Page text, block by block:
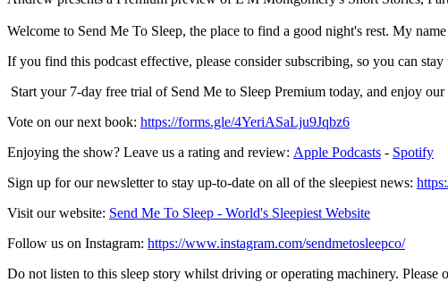
Welcome to Send Me To Sleep, the place to find a good night's rest. My
If you find this podcast effective, please consider subscribing, so you can
Start your 7-day free trial of Send Me to Sleep Premium today, and enjoy
Vote on our next book: ⁠⁠⁠⁠⁠⁠⁠⁠⁠⁠⁠⁠⁠⁠⁠⁠⁠⁠⁠⁠⁠⁠⁠⁠⁠⁠⁠⁠⁠⁠⁠⁠⁠⁠⁠⁠⁠⁠⁠⁠⁠⁠⁠⁠⁠⁠⁠⁠⁠⁠⁠⁠⁠⁠⁠⁠⁠⁠⁠⁠⁠⁠⁠⁠⁠⁠⁠⁠⁠⁠⁠⁠⁠⁠⁠⁠⁠⁠⁠⁠⁠⁠⁠⁠⁠⁠⁠⁠⁠⁠⁠⁠⁠⁠⁠⁠⁠⁠⁠⁠⁠⁠⁠⁠⁠⁠⁠⁠⁠⁠⁠⁠⁠⁠⁠⁠⁠⁠⁠⁠⁠⁠⁠⁠⁠⁠⁠⁠⁠⁠⁠⁠⁠⁠⁠⁠⁠⁠⁠⁠⁠⁠⁠⁠⁠⁠⁠⁠⁠⁠⁠⁠⁠⁠⁠https://forms.gle/4YeriASaLju9Jqbz6⁠⁠⁠⁠⁠⁠⁠⁠⁠⁠⁠⁠⁠⁠⁠⁠⁠⁠⁠⁠⁠⁠⁠⁠⁠⁠⁠⁠⁠⁠⁠⁠⁠⁠⁠⁠⁠⁠⁠⁠⁠⁠⁠⁠⁠⁠⁠⁠⁠⁠⁠⁠⁠⁠⁠⁠⁠⁠⁠⁠⁠⁠⁠⁠⁠⁠⁠⁠⁠⁠⁠⁠⁠⁠⁠⁠⁠⁠⁠⁠⁠⁠⁠⁠⁠⁠⁠⁠⁠⁠⁠⁠⁠⁠⁠⁠⁠⁠⁠⁠⁠⁠⁠⁠⁠⁠⁠⁠⁠⁠⁠⁠⁠⁠⁠⁠⁠⁠⁠⁠⁠⁠⁠⁠⁠⁠⁠⁠⁠⁠⁠⁠⁠⁠⁠⁠⁠⁠⁠⁠⁠⁠⁠⁠⁠⁠⁠⁠⁠⁠⁠⁠⁠⁠⁠
Enjoying the show? Leave us a rating and review: ⁠⁠⁠⁠⁠⁠⁠⁠⁠⁠⁠⁠⁠⁠⁠⁠⁠⁠⁠⁠⁠⁠⁠⁠⁠⁠⁠⁠⁠⁠⁠⁠⁠⁠⁠⁠⁠⁠⁠⁠⁠⁠⁠⁠⁠⁠⁠⁠⁠⁠⁠⁠⁠⁠⁠⁠⁠⁠⁠⁠⁠⁠⁠⁠⁠⁠⁠⁠⁠⁠⁠⁠⁠⁠⁠⁠⁠⁠⁠⁠⁠⁠⁠⁠⁠⁠⁠⁠⁠⁠⁠⁠⁠⁠⁠⁠⁠⁠⁠⁠⁠⁠⁠⁠⁠⁠⁠⁠⁠⁠⁠⁠⁠⁠⁠⁠⁠⁠⁠⁠⁠⁠⁠⁠⁠⁠⁠⁠⁠⁠⁠⁠⁠⁠⁠⁠⁠⁠⁠⁠⁠⁠⁠⁠⁠⁠⁠⁠⁠⁠⁠⁠⁠⁠⁠⁠⁠⁠⁠⁠⁠⁠⁠⁠⁠⁠⁠Apple Podcasts⁠⁠⁠⁠⁠⁠⁠⁠⁠⁠⁠⁠⁠⁠⁠⁠⁠⁠⁠⁠⁠⁠⁠⁠⁠⁠⁠⁠⁠⁠⁠⁠⁠⁠⁠⁠⁠⁠⁠⁠⁠⁠⁠⁠⁠⁠⁠⁠⁠⁠⁠⁠⁠⁠⁠⁠⁠⁠⁠⁠⁠⁠⁠⁠⁠⁠⁠⁠⁠⁠⁠⁠⁠⁠⁠⁠⁠⁠⁠⁠⁠⁠⁠⁠⁠⁠⁠⁠⁠⁠⁠⁠⁠⁠⁠⁠⁠⁠⁠⁠⁠⁠⁠⁠⁠⁠⁠⁠⁠⁠⁠⁠⁠⁠⁠⁠⁠⁠⁠⁠⁠⁠⁠⁠⁠⁠⁠⁠⁠⁠⁠⁠⁠⁠⁠⁠⁠⁠⁠⁠⁠⁠⁠⁠⁠⁠⁠⁠⁠⁠⁠⁠⁠⁠⁠⁠⁠⁠⁠⁠⁠⁠⁠⁠⁠⁠⁠ - ⁠⁠⁠⁠⁠⁠⁠⁠⁠⁠⁠⁠⁠⁠⁠⁠⁠⁠⁠⁠⁠⁠⁠⁠⁠⁠⁠⁠⁠⁠⁠⁠⁠⁠⁠⁠⁠⁠⁠⁠⁠⁠⁠⁠⁠⁠⁠⁠⁠⁠⁠⁠⁠⁠⁠⁠⁠⁠⁠⁠⁠⁠⁠⁠⁠⁠⁠⁠⁠⁠⁠⁠⁠⁠⁠⁠⁠⁠⁠⁠⁠⁠⁠⁠⁠⁠⁠⁠⁠⁠⁠⁠⁠⁠⁠⁠⁠⁠⁠⁠⁠⁠⁠⁠⁠⁠⁠⁠⁠⁠⁠⁠⁠⁠⁠⁠⁠⁠⁠⁠⁠⁠⁠⁠⁠⁠⁠⁠⁠⁠⁠⁠⁠⁠⁠⁠⁠⁠⁠⁠⁠⁠⁠⁠⁠⁠⁠⁠⁠⁠⁠⁠⁠⁠⁠⁠⁠⁠⁠⁠⁠⁠⁠⁠⁠⁠⁠Spotify⁠⁠⁠⁠⁠⁠⁠⁠⁠⁠⁠⁠⁠⁠⁠⁠⁠⁠⁠⁠⁠⁠⁠⁠⁠⁠⁠⁠⁠⁠⁠⁠⁠⁠⁠⁠⁠⁠⁠⁠⁠⁠⁠⁠⁠⁠⁠⁠⁠⁠⁠⁠⁠⁠⁠⁠⁠⁠⁠⁠⁠⁠⁠⁠⁠⁠⁠⁠⁠⁠⁠⁠⁠⁠⁠⁠⁠⁠⁠⁠⁠⁠⁠⁠⁠⁠⁠⁠⁠⁠⁠⁠⁠⁠⁠⁠⁠⁠⁠⁠⁠⁠⁠⁠⁠⁠⁠⁠⁠⁠⁠⁠⁠⁠⁠⁠⁠⁠⁠⁠⁠⁠⁠⁠⁠⁠⁠⁠⁠⁠⁠⁠⁠⁠⁠⁠⁠⁠⁠⁠⁠⁠⁠⁠⁠⁠⁠⁠⁠⁠⁠⁠⁠⁠⁠⁠⁠⁠⁠⁠⁠⁠⁠⁠⁠⁠⁠
Sign up for our newsletter to stay up-to-date on all of the sleepiest news:
Visit our website: ⁠⁠⁠⁠⁠⁠⁠⁠⁠⁠⁠⁠⁠⁠⁠⁠⁠⁠⁠⁠⁠⁠⁠⁠⁠⁠⁠⁠⁠⁠⁠⁠⁠⁠⁠⁠⁠⁠⁠⁠⁠⁠⁠⁠⁠⁠⁠⁠⁠⁠⁠⁠⁠⁠⁠⁠⁠⁠⁠⁠⁠⁠⁠⁠⁠⁠⁠⁠⁠⁠⁠⁠⁠⁠⁠⁠⁠⁠⁠⁠⁠⁠⁠⁠⁠⁠⁠⁠⁠⁠⁠⁠⁠⁠⁠⁠⁠⁠⁠⁠⁠⁠⁠⁠⁠⁠⁠⁠⁠⁠⁠⁠⁠⁠⁠⁠⁠⁠⁠⁠⁠⁠⁠⁠⁠⁠⁠⁠⁠⁠⁠⁠⁠⁠⁠⁠⁠⁠⁠⁠⁠⁠⁠⁠⁠⁠⁠⁠⁠⁠⁠⁠⁠⁠⁠⁠⁠⁠⁠⁠⁠⁠⁠⁠⁠⁠⁠Send Me To Sleep - World's Sleepiest Website⁠⁠⁠⁠⁠⁠⁠⁠⁠⁠⁠⁠⁠⁠⁠⁠⁠⁠⁠⁠⁠⁠⁠⁠⁠⁠⁠⁠⁠⁠⁠⁠⁠⁠⁠⁠⁠⁠⁠⁠⁠⁠⁠⁠⁠⁠⁠⁠⁠⁠⁠⁠⁠⁠⁠⁠⁠⁠⁠⁠⁠⁠⁠⁠⁠⁠⁠⁠⁠⁠⁠⁠⁠⁠⁠⁠⁠⁠⁠⁠⁠⁠⁠⁠⁠⁠⁠⁠⁠⁠⁠⁠⁠⁠⁠⁠⁠⁠⁠⁠⁠⁠⁠⁠⁠⁠⁠⁠⁠⁠⁠⁠⁠⁠⁠⁠⁠⁠⁠⁠⁠⁠⁠⁠⁠⁠⁠⁠⁠⁠⁠⁠⁠⁠⁠⁠⁠⁠⁠⁠⁠⁠⁠⁠⁠⁠⁠⁠⁠⁠⁠⁠⁠⁠⁠⁠⁠⁠⁠⁠⁠⁠⁠⁠⁠⁠⁠
Follow us on Instagram: ⁠⁠⁠⁠⁠⁠⁠⁠⁠⁠⁠⁠⁠⁠⁠⁠⁠⁠⁠⁠⁠⁠⁠⁠⁠⁠⁠⁠⁠⁠⁠⁠⁠⁠⁠⁠⁠⁠⁠⁠⁠⁠⁠⁠⁠⁠⁠⁠⁠⁠⁠⁠⁠⁠⁠⁠⁠⁠⁠⁠⁠⁠⁠⁠⁠⁠⁠⁠⁠⁠⁠⁠⁠⁠⁠⁠⁠⁠⁠⁠⁠⁠⁠⁠⁠⁠⁠⁠⁠⁠⁠⁠⁠⁠⁠⁠⁠⁠⁠⁠⁠⁠⁠⁠⁠⁠⁠⁠⁠⁠⁠⁠⁠⁠⁠⁠⁠⁠⁠⁠⁠⁠⁠⁠⁠⁠⁠⁠⁠⁠⁠⁠⁠⁠⁠⁠⁠⁠⁠⁠⁠⁠⁠⁠⁠⁠⁠⁠⁠⁠⁠⁠⁠⁠⁠⁠⁠⁠⁠⁠⁠⁠⁠⁠⁠⁠⁠https://www.instagram.com/sendmetosleepco/⁠⁠⁠⁠⁠⁠⁠⁠⁠⁠⁠⁠⁠⁠⁠⁠⁠⁠⁠⁠⁠⁠⁠⁠⁠⁠⁠⁠⁠⁠⁠⁠⁠⁠⁠⁠⁠⁠⁠⁠⁠⁠⁠⁠⁠⁠⁠⁠⁠⁠⁠⁠⁠⁠⁠⁠⁠⁠⁠⁠⁠⁠⁠⁠⁠⁠⁠⁠⁠⁠⁠⁠⁠⁠⁠⁠⁠⁠⁠⁠⁠⁠⁠⁠⁠⁠⁠⁠⁠⁠⁠⁠⁠⁠⁠⁠⁠⁠⁠⁠⁠⁠⁠⁠⁠⁠⁠⁠⁠⁠⁠⁠⁠⁠⁠⁠⁠⁠⁠⁠⁠⁠⁠⁠⁠⁠⁠⁠⁠⁠⁠⁠⁠⁠⁠⁠⁠⁠⁠⁠⁠⁠⁠⁠⁠⁠⁠⁠⁠⁠⁠⁠⁠⁠⁠⁠⁠⁠⁠⁠⁠⁠⁠⁠⁠⁠⁠
Do not listen to this sleep story whilst driving or operating machinery. Please